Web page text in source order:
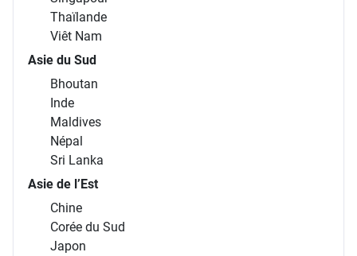
Thaïlande
Viêt Nam
Asie du Sud
Bhoutan
Inde
Maldives
Népal
Sri Lanka
Asie de l’Est
Chine
Corée du Sud
Japon